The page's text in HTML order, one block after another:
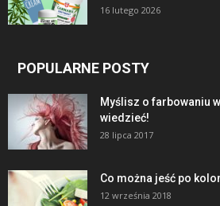
16 lutego 2026
POPULARNE POSTY
Myślisz o farbowaniu
wiedzieć!
28 lipca 2017
Co można jeść po
12 września 2018